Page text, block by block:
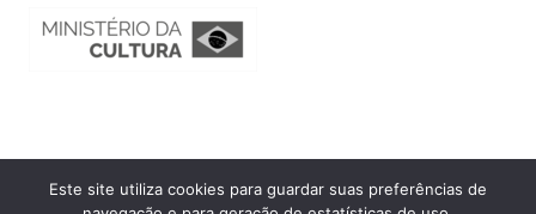
Ouvidoria
Este site utiliza cookies para guardar suas preferências de